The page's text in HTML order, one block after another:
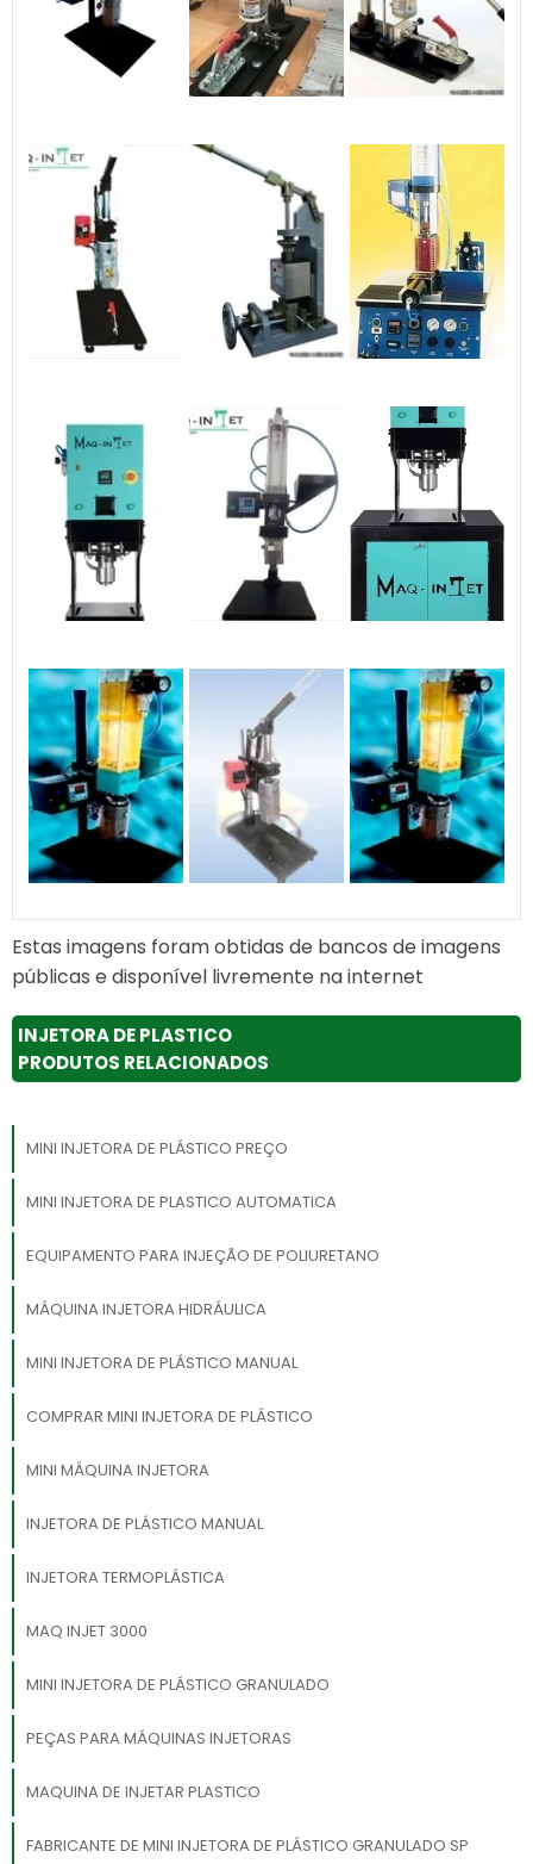
Estas imagens foram obtidas de bancos de imagens
públicas e disponível livremente na internet
INJETORA DE PLASTICO
PRODUTOS RELACIONADOS
MINI INJETORA DE PLÁSTICO PREÇO
MINI INJETORA DE PLASTICO AUTOMATICA
EQUIPAMENTO PARA INJEÇÃO DE POLIURETANO
MÁQUINA INJETORA HIDRÁULICA
MINI INJETORA DE PLÁSTICO MANUAL
COMPRAR MINI INJETORA DE PLÁSTICO
MINI MÁQUINA INJETORA
INJETORA DE PLÁSTICO MANUAL
INJETORA TERMOPLÁSTICA
MAQ INJET 3000
MINI INJETORA DE PLÁSTICO GRANULADO
PEÇAS PARA MÁQUINAS INJETORAS
MAQUINA DE INJETAR PLASTICO
FABRICANTE DE MINI INJETORA DE PLÁSTICO GRANULADO SP